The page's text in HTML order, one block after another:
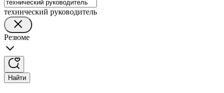
технический руководитель
Резюме
Найти